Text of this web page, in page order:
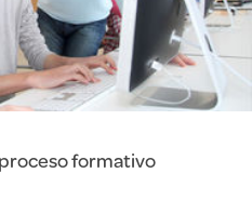
formativo